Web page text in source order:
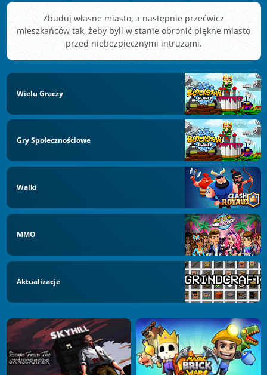
Zbuduj własne miasto, a następnie przećwicz
mieszkańców tak, żeby byli w stanie obronić piękne miasto
przed niebezpiecznymi intruzami.
Wielu Graczy
Gry Społecznościowe
Walki
MMO
Aktualizacje